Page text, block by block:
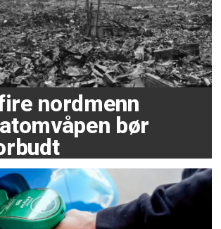
nordmenn
bør